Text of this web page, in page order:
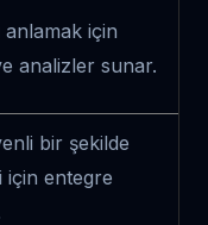
için
analizler sunar.
bir şekilde
için entegre